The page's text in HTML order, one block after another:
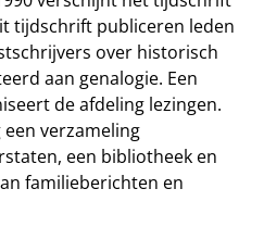
tijdschrift publiceren leden
over historisch
aan genalogie. Een
de afdeling lezingen.
verzameling
een bibliotheek en
familieberichten en